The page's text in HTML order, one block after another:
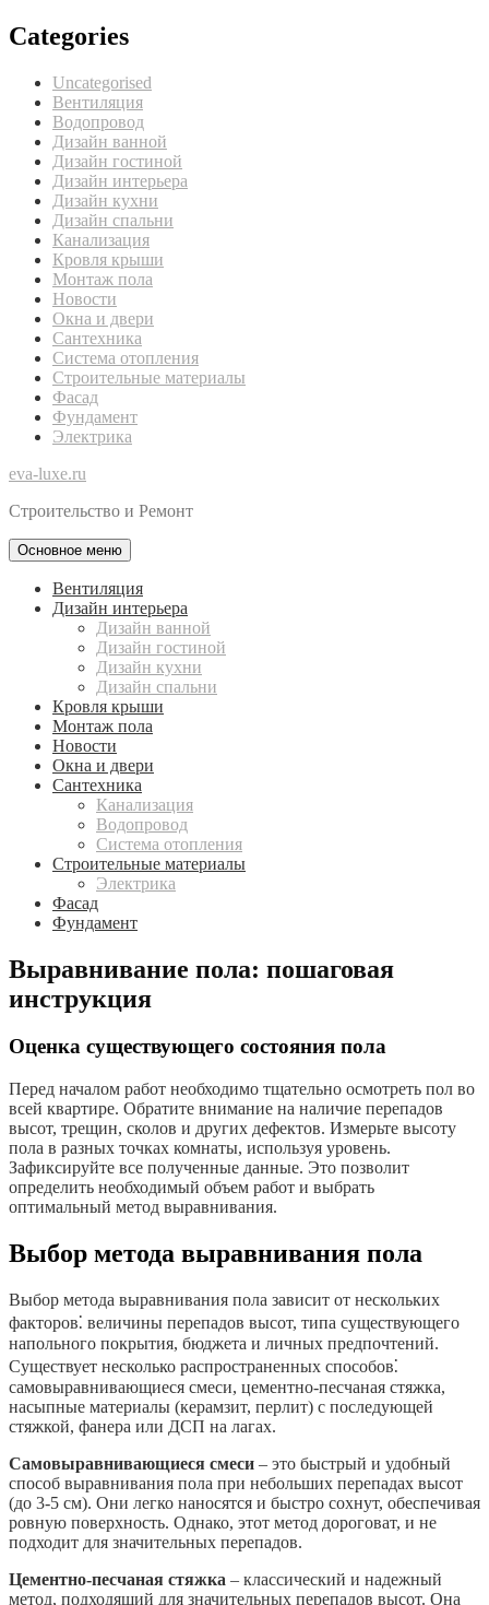
Categories
Uncategorised
Вентиляция
Водопровод
Дизайн ванной
Дизайн гостиной
Дизайн интерьера
Дизайн кухни
Дизайн спальни
Канализация
Кровля крыши
Монтаж пола
Новости
Окна и двери
Сантехника
Система отопления
Строительные материалы
Фасад
Фундамент
Электрика
eva-luxe.ru
Строительство и Ремонт
Основное меню
Вентиляция
Дизайн интерьера
Дизайн ванной
Дизайн гостиной
Дизайн кухни
Дизайн спальни
Кровля крыши
Монтаж пола
Новости
Окна и двери
Сантехника
Канализация
Водопровод
Система отопления
Строительные материалы
Электрика
Фасад
Фундамент
Выравнивание пола: пошаговая
инструкция
Оценка существующего состояния пола
Перед началом работ необходимо тщательно осмотреть пол во
всей квартире. Обратите внимание на наличие перепадов
высот, трещин, сколов и других дефектов. Измерьте высоту
пола в разных точках комнаты, используя уровень.
Зафиксируйте все полученные данные. Это позволит
определить необходимый объем работ и выбрать
оптимальный метод выравнивания.
Выбор метода выравнивания пола
Выбор метода выравнивания пола зависит от нескольких
факторов⁚ величины перепадов высот, типа существующего
напольного покрытия, бюджета и личных предпочтений.
Существует несколько распространенных способов⁚
самовыравнивающиеся смеси, цементно-песчаная стяжка,
насыпные материалы (керамзит, перлит) с последующей
стяжкой, фанера или ДСП на лагах.
Самовыравнивающиеся смеси – это быстрый и удобный
способ выравнивания пола при небольших перепадах высот
(до 3-5 см). Они легко наносятся и быстро сохнут, обеспечивая
ровную поверхность. Однако, этот метод дороговат, и не
подходит для значительных перепадов.
Цементно-песчаная стяжка – классический и надежный
метод, подходящий для значительных перепадов высот. Она